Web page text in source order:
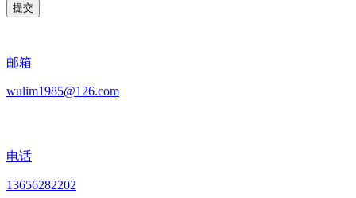
提交
邮箱
wulim1985@126.com
电话
13656282202